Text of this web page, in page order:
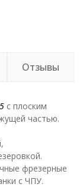
Отзывы
с плоским
частью.
фрезерные
с ЧПУ.